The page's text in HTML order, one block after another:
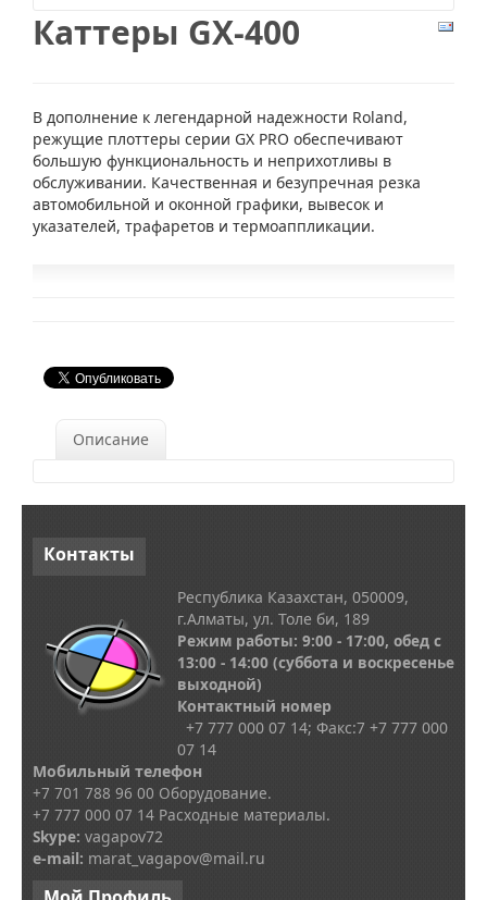
Каттеры GX-400
В дополнение к легендарной надежности Roland,
режущие плоттеры серии GX PRO обеспечивают
большую функциональность и неприхотливы в
обслуживании. Качественная и безупречная резка
автомобильной и оконной графики, вывесок и
указателей, трафаретов и термоаппликации.
Описание
Контакты
Республика Казахстан, 050009,
г.Алматы, ул. Толе би, 189
Режим работы: 9:00 - 17:00, обед с
13:00 - 14:00 (суббота и воскресенье
выходной)
Контактный номер
+7 777 000 07 14; Факс:7 +7 777 000
07 14
Мобильный телефон
+7 701 788 96 00 Оборудование.
+7 777 000 07 14 Расходные материалы.
Skype: vagapov72
e-mail: marat_vagapov@mail.ru